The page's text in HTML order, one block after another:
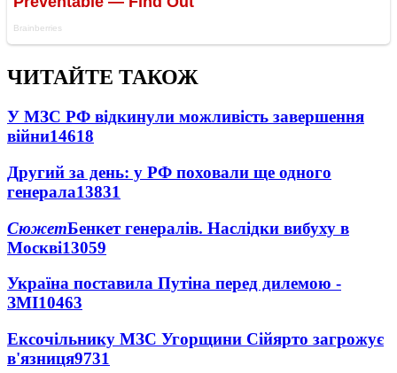
ЧИТАЙТЕ ТАКОЖ
У МЗС РФ відкинули можливість завершення
війни14618
Другий за день: у РФ поховали ще одного
генерала13831
СюжетБенкет генералів. Наслідки вибуху в
Москві13059
Україна поставила Путіна перед дилемою -
ЗМІ10463
Ексочільнику МЗС Угорщини Сійярто загрожує
в'язниця9731